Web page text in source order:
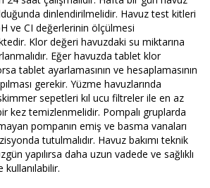
dinlendirilmelidir. Havuz test kitleri
ve CI değerlerinin ölçülmesi
Klor değeri havuzdaki su miktarına
Eğer havuzda tablet klor
tablet ayarlamasının ve hesaplamasının
gerekir. Yüzme havuzlarında
sepetleri kıl ucu filtreler ile en az
kez temizlenmelidir. Pompalı gruplarda
pompanın emiş ve basma vanaları
tutulmalıdır. Havuz bakımı teknik
yapılırsa daha uzun vadede ve sağlıklı
kullanılabilir.